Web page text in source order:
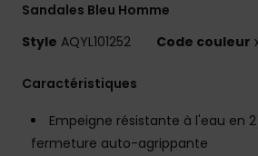
Sandales Bleu Homme
Style AQYL101252 Code couleur
Caractéristiques
Empeigne résistante à l'eau en
fermeture auto-agrippante